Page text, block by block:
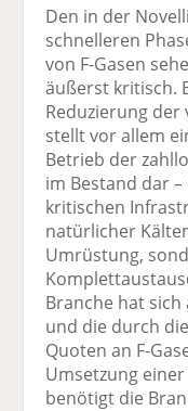
Den in der
schnelleren
von F-Gasen
äußerst kritisch.
Reduzierung
stellt vor allem
Betrieb der
im Bestand dar
kritischen
natürlicher
Umrüstung,
Branche hat
und die durch
Quoten an F-
Umsetzung
benötigt die